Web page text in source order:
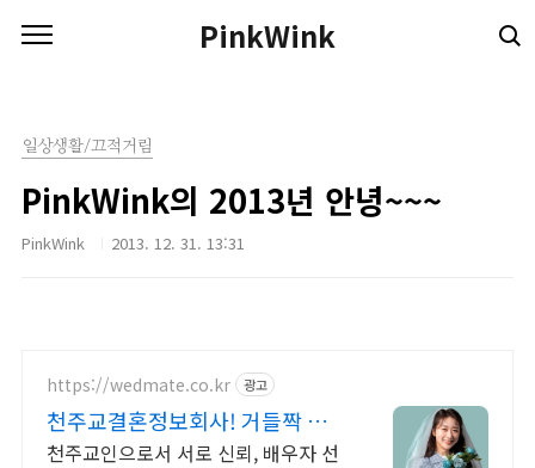
PinkWink
일상생활/끄적거림
PinkWink의 2013년 안녕~~~
PinkWink 2013. 12. 31. 13:31
https://wedmate.co.kr 광고
천주교결혼정보회사! 거들짝 이
상형 프로필 무료 받아보기
천주교인으로서 서로 신뢰, 배우자 선